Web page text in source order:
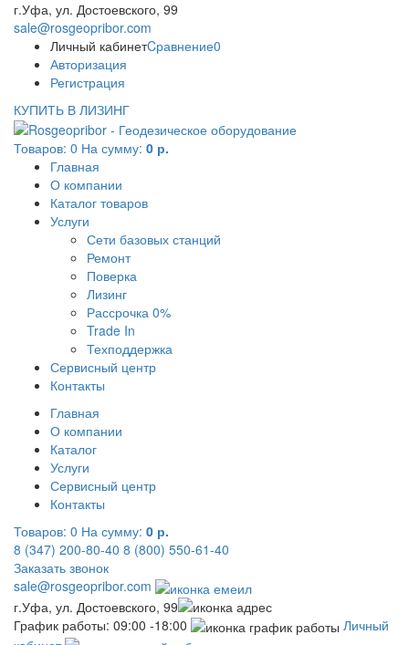
г.Уфа, ул. Достоевского, 99
sale@rosgeopribor.com
Личный кабинет
Авторизация
Регистрация
Cравнение0
КУПИТЬ В ЛИЗИНГ
Товаров: 0 На сумму: 0 р.
Главная
О компании
Каталог товаров
Услуги
Сети базовых станций
Ремонт
Поверка
Лизинг
Рассрочка 0%
Trade In
Техподдержка
Сервисный центр
Контакты
Главная
О компании
Каталог
Услуги
Сервисный центр
Контакты
Товаров: 0 На сумму: 0 р.
8 (347) 200-80-40 8 (800) 550-61-40
Заказать звонок
sale@rosgeopribor.com
г.Уфа, ул. Достоевского, 99
График работы: 09:00 -18:00
Личный